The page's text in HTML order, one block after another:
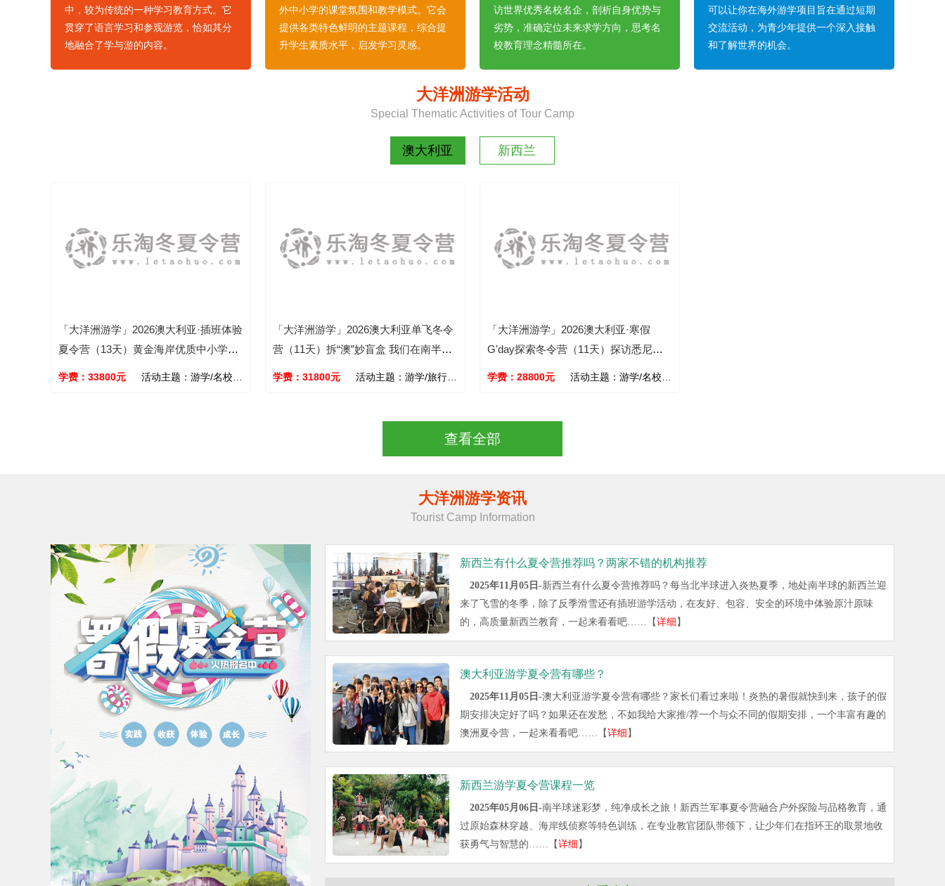
1 2 3 4 7 8 9 10
中，较为传统的一种学习教育方式。它
贯穿了语言学习和参观游览，恰如其分
地融合了学与游的内容。
外中小学的课堂氛围和教学模式。它会
提供各类特色鲜明的主题课程，综合提
升学生素质水平，启发学习灵感。
访世界优秀名校名企，剖析自身优势与
劣势，准确定位未来求学方向，思考名
校教育理念精髓所在。
可以让你在海外游学项目旨在通过短期
交流活动，为青少年提供一个深入接触
和了解世界的机会。
大洋洲游学活动
Special Thematic Activities of Tour Camp
澳大利亚 新西兰
「大洋洲游学」2026澳大利亚·插班体验
夏令营（13天）黄金海岸优质中小学，
学费： 33800元 活动主题： 游学/名校/旅行/学能/文化
「大洋洲游学」2026澳大利亚单飞冬令
营（11天）拆“澳”妙盲盒 我们在南半球
学费： 31800元 活动主题： 游学/旅行/学能/文化/自然
「大洋洲游学」2026澳大利亚·寒假
G'day探索冬令营（11天）探访悉尼大
学费： 28800元 活动主题： 游学/名校/旅行/学能/文化
查看全部
大洋洲游学资讯
Tourist Camp Information
新西兰有什么夏令营推荐吗？两家不错的机构推荐
2025年11月05日-新西兰有什么夏令营推荐吗？每当北半球进入炎热夏季，地处南半球的新西兰迎
来了飞雪的冬季，除了反季滑雪还有插班游学活动，在友好、包容、安全的环境中体验原汁原味
的，高质量新西兰教育，一起来看看吧……【详细 】
澳大利亚游学夏令营有哪些？
2025年11月05日-澳大利亚游学夏令营有哪些？家长们看过来啦！炎热的暑假就快到来，孩子的假
期安排决定好了吗？如果还在发愁，不如我给大家推/荐一个与众不同的假期安排，一个丰富有趣的
澳洲夏令营，一起来看看吧……【详细 】
新西兰游学夏令营课程一览
2025年05月06日-南半球迷彩梦，纯净成长之旅！新西兰军事夏令营融合户外探险与品格教育，通
过原始森林穿越、海岸线侦察等特色训练，在专业教官团队带领下，让少年们在指环王的取景地收
获勇气与智慧的……【详细 】